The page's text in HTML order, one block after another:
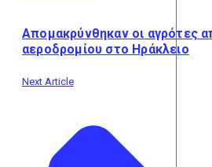
Απομακρύνθηκαν οι αγρότες
αεροδρομίου στο Ηράκλειο
Next Article